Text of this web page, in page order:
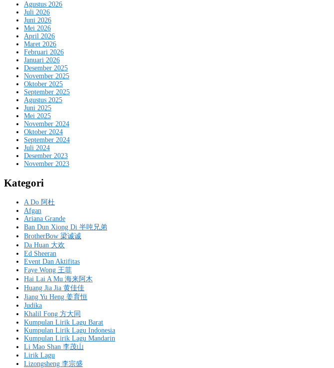
Agustus 2026
Juli 2026
Juni 2026
Mei 2026
April 2026
Maret 2026
Februari 2026
Januari 2026
Desember 2025
November 2025
Oktober 2025
September 2025
Agustus 2025
Juni 2025
Mei 2025
November 2024
Oktober 2024
September 2024
Juli 2024
Desember 2023
November 2023
Kategori
A Do 阿杜
Afgan
Ariana Grande
Ban Dun Xiong Di 半吨兄弟
BrotherBow 梁诚诚
Da Huan 大欢
Ed Sheeran
Event Dan Aktifitas
Faye Wong 王菲
Hai Lai A Mu 海来阿木
Huang Jia Jia 黄佳佳
Jiang Yu Heng 姜育恒
Judika
Khalil Fong 方大同
Kumpulan Lirik Lagu Barat
Kumpulan Lirik Lagu Indonesia
Kumpulan Lirik Lagu Mandarin
Li Mao Shan 李茂山
Lirik Lagu
Lizongsheng 李宗盛